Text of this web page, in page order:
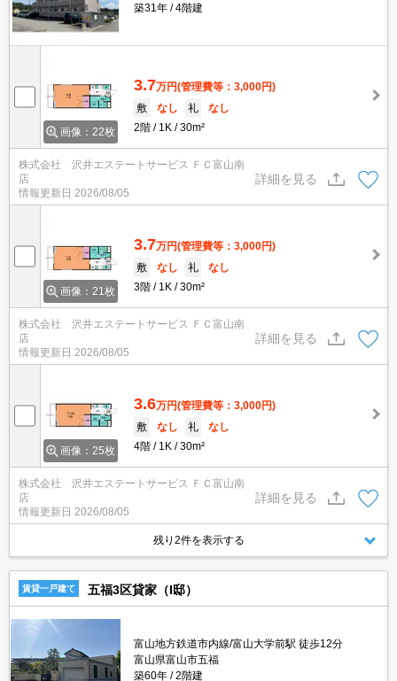
築31年
4階建
画像：22枚
3.7万円(管理費等：3,000円)
敷
なし 礼
なし
2階
1K 30m²
株式会社 沢井エステートサービス ＦＣ富山南
店
情報更新日 2026/08/05
詳細を見る
画像：21枚
3.7万円(管理費等：3,000円)
敷
なし 礼
なし
3階
1K 30m²
株式会社 沢井エステートサービス ＦＣ富山南
店
情報更新日 2026/08/05
詳細を見る
画像：25枚
3.6万円(管理費等：3,000円)
敷
なし 礼
なし
4階
1K 30m²
株式会社 沢井エステートサービス ＦＣ富山南
店
情報更新日 2026/08/05
詳細を見る
残り2件を表示する
賃貸一戸建て 五福3区貸家（I邸）
富山地方鉄道市内線/富山大学前駅 徒歩12分
富山県富山市五福
築60年
2階建